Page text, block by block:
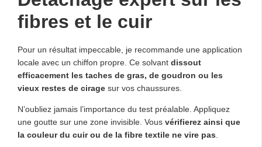
fibres et le cuir
Pour un résultat impeccable, je recommande une application
locale avec un chiffon propre. Ce solvant dissout
efficacement les taches de gras, de goudron ou les
vieux restes de cirage sur vos chaussures.
N’oubliez jamais l’importance du test préalable. Appliquez
une goutte sur une zone invisible. Vous vérifierez ainsi que
la couleur du cuir ou de la fibre textile ne vire pas